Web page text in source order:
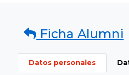
Ficha Alumni
Datos personales